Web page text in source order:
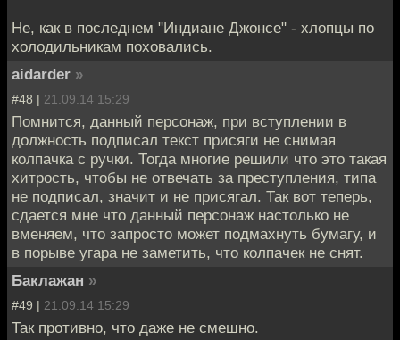
Не, как в последнем "Индиане Джонсе" - хлопцы по
холодильникам поховались.
aidarder »
#48 | 21.09.14 15:29
Помнится, данный персонаж, при вступлении в
должность подписал текст присяги не снимая
колпачка с ручки. Тогда многие решили что это такая
хитрость, чтобы не отвечать за преступления, типа
не подписал, значит и не присягал. Так вот теперь,
сдается мне что данный персонаж настолько не
вменяем, что запросто может подмахнуть бумагу, и
в порыве угара не заметить, что колпачек не снят.
Баклажан »
#49 | 21.09.14 15:29
Так противно, что даже не смешно.